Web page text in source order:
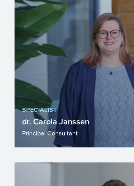
SPECIALIST
dr. Carola Janssen
Principal Consultant